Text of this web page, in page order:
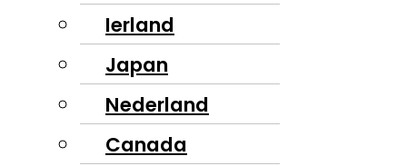
Ierland
Japan
Nederland
Canada